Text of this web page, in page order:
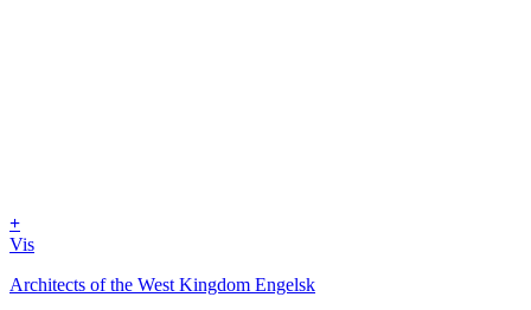
+
Vis
Architects of the West Kingdom Engelsk